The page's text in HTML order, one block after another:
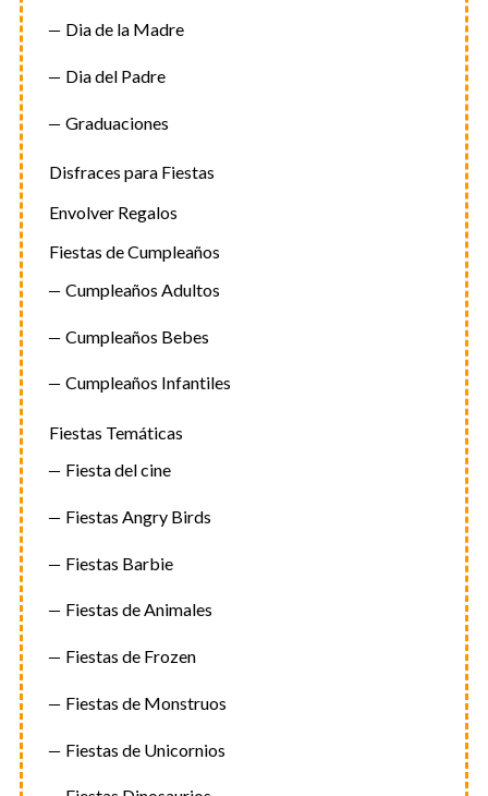
Dia de la Madre
Dia del Padre
Graduaciones
Disfraces para Fiestas
Envolver Regalos
Fiestas de Cumpleaños
Cumpleaños Adultos
Cumpleaños Bebes
Cumpleaños Infantiles
Fiestas Temáticas
Fiesta del cine
Fiestas Angry Birds
Fiestas Barbie
Fiestas de Animales
Fiestas de Frozen
Fiestas de Monstruos
Fiestas de Unicornios